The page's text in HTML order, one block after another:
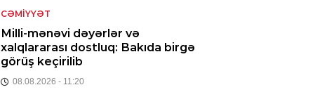
CƏMIYYƏT
Milli-mənəvi dəyərlər və
xalqlararası dostluq: Bakıda birgə
görüş keçirilib
08.08.2026 - 11:20